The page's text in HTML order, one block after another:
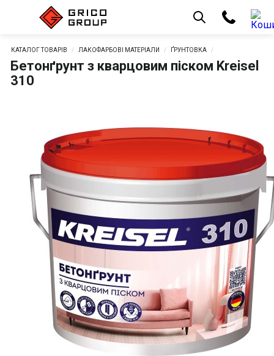
КАТАЛОГ ТОВАРІВ ЛАКОФАРБОВІ МАТЕРІАЛИ ҐРУНТОВКА
Бетонґрунт з кварцовим піском Kreisel
310